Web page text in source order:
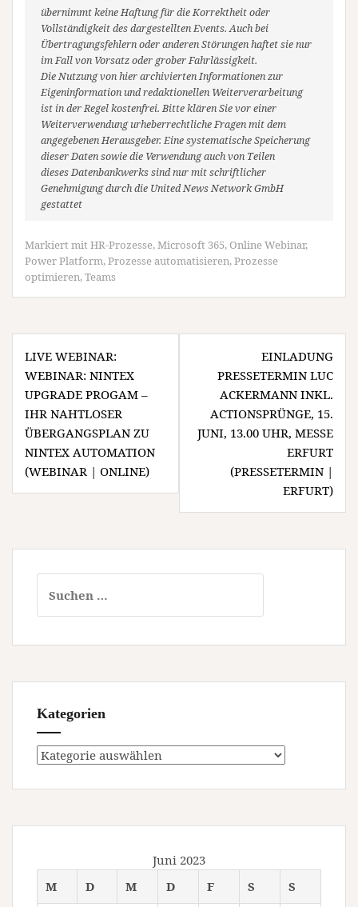
übernimmt keine Haftung für die Korrektheit oder
Vollständigkeit des dargestellten Events. Auch bei
Übertragungsfehlern oder anderen Störungen haftet sie nur
im Fall von Vorsatz oder grober Fahrlässigkeit.
Die Nutzung von hier archivierten Informationen zur
Eigeninformation und redaktionellen Weiterverarbeitung
ist in der Regel kostenfrei. Bitte klären Sie vor einer
Weiterverwendung urheberrechtliche Fragen mit dem
angegebenen Herausgeber. Eine systematische Speicherung
dieser Daten sowie die Verwendung auch von Teilen
dieses Datenbankwerks sind nur mit schriftlicher
Genehmigung durch die United News Network GmbH
gestattet
Markiert mit HR-Prozesse,Microsoft 365,Online Webinar,
Power Platform,Prozesse automatisieren,Prozesse
optimieren,Teams
Beitragsnavigation
LIVE WEBINAR:
WEBINAR: NINTEX
UPGRADE PROGAM –
IHR NAHTLOSER
ÜBERGANGSPLAN ZU
NINTEX AUTOMATION
(WEBINAR | ONLINE)
EINLADUNG
PRESSETERMIN LUC
ACKERMANN INKL.
ACTIONSPRÜNGE, 15.
JUNI, 13.00 UHR, MESSE
ERFURT
(PRESSETERMIN |
ERFURT)
nach:
Kategorien
Kategorien
Juni 2023
M
D M D F S S